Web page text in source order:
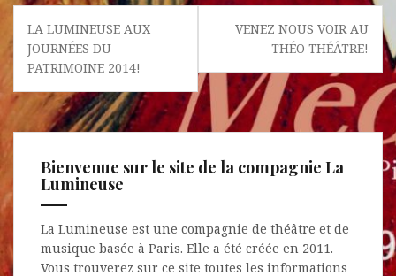
Navigation
de
l’article
LA LUMINEUSE AUX
JOURNÉES DU
PATRIMOINE 2014!
VENEZ NOUS VOIR AU
THÉO THÉÂTRE!
Bienvenue sur le site de la compagnie La
Lumineuse
La Lumineuse est une compagnie de théâtre et de
musique basée à Paris. Elle a été créée en 2011.
Vous trouverez sur ce site toutes les informations